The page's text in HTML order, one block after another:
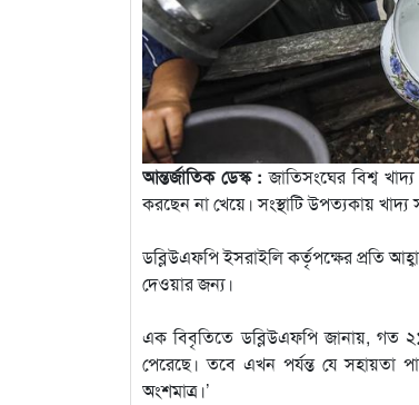
আন্তর্জাতিক ডেস্ক : জাতিসংঘের বিশ্ব
করছেন না খেয়ে। সংস্থাটি উপত্যকায়
ডব্লিউএফপি ইসরাইলি কর্তৃপক্ষের প্রতি
দেওয়ার জন্য।
এক বিবৃতিতে ডব্লিউএফপি জানায়, গত
পেরেছে। তবে এখন পর্যন্ত যে সহায়তা
অংশমাত্র।’